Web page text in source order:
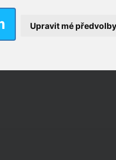
Upravit mé předvolby
plavky,